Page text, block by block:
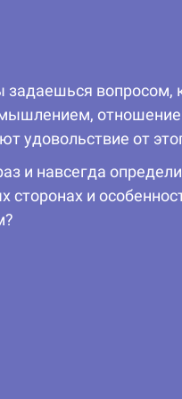
задаешься вопросом,
удовольствие от
и навсегда
сторонах и